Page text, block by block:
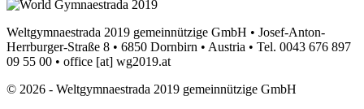
Weltgymnaestrada 2019 gemeinnützige GmbH • Josef-Anton-
Herrburger-Straße 8 • 6850 Dornbirn • Austria • Tel. 0043 676 897
09 55 00 • office [at] wg2019.at
© 2026 - Weltgymnaestrada 2019 gemeinnützige GmbH